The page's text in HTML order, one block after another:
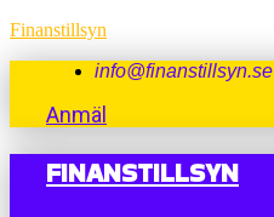
Finanstillsyn
info@finanstillsyn.se
Anmäl
FINANSTILLSYN